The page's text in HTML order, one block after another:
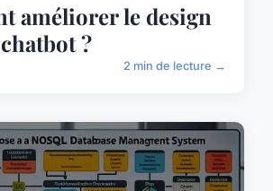
améliorer le design
?
2 min de lecture →